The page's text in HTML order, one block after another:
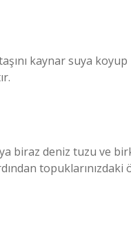
kaynar suya
biraz deniz tuzu ve